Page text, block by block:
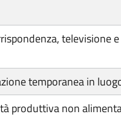
televisione
temporanea in
produttiva non